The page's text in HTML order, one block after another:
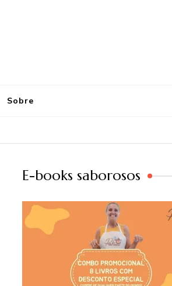
Sobre
E-books saborosos